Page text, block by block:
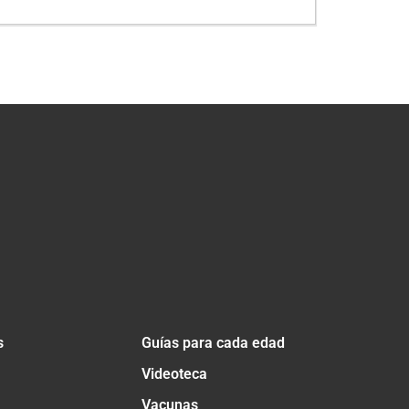
Guías para cada edad
Videoteca
Vacunas